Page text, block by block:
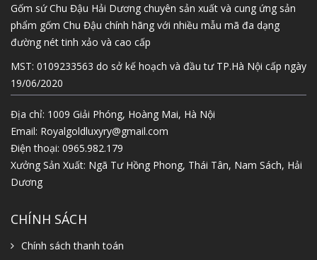
Gốm sứ Chu Đậu Hải Dương chuyên sản xuất và cung ứng sản
phẩm gốm Chu Đậu chính hãng với nhiều mẫu mã đa dạng
đường nét tinh xảo và cao cấp
MST: 0109233563 do sở kế hoạch và đầu tư TP.Hà Nội cấp ngày
19/06/2020
Địa chỉ: 1009 Giải Phóng, Hoàng Mai, Hà Nội
Email: Royalgoldluxyry@gmail.com
Điện thoại: 0965.982.179
Xưởng Sản Xuất: Ngã Tư Hồng Phong, Thái Tân, Nam Sách, Hải
Dương
CHÍNH SÁCH
Chính sách thanh toán